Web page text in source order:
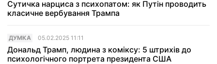
Сутичка нарциса з психопатом: як Путін проводить
класичне вербування Трампа
ДУМКА 05.02.2025 11:11
Дональд Трамп, людина з коміксу: 5 штрихів до
психологічного портрета президента США